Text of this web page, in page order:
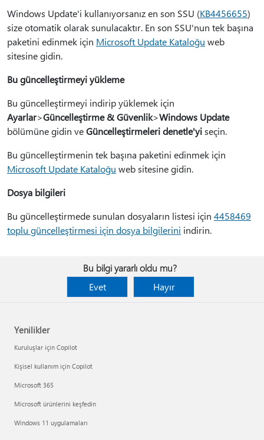
Windows Update'i kullanıyorsanız en son SSU (KB4456655)
size otomatik olarak sunulacaktır. En son SSU'nun tek başına
paketini edinmek için Microsoft Update Kataloğu web
sitesine gidin.
Bu güncelleştirmeyi yükleme
Bu güncelleştirmeyi indirip yüklemek için
Ayarlar>Güncelleştirme & Güvenlik>Windows Update
bölümüne gidin veGüncelleştirmeleri denetle'yiseçin.
Bu güncelleştirmenin tek başına paketini edinmek için
Microsoft Update Kataloğu web sitesine gidin.
Dosya bilgileri
Bu güncelleştirmede sunulan dosyaların listesi için 4458469
toplu güncelleştirmesi için dosya bilgilerini indirin.
Bu bilgi yararlı oldu mu?
Evet
Hayır
Yenilikler
Kuruluşlar için Copilot
Kişisel kullanım için Copilot
Microsoft 365
Microsoft ürünlerini keşfedin
Windows 11 uygulamaları